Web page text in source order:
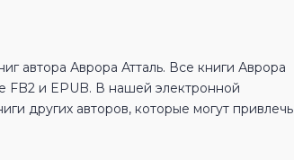
автора Аврора Атталь. Все книги Аврора
FB2 и EPUB. В нашей электронной
других авторов, которые могут привлечь